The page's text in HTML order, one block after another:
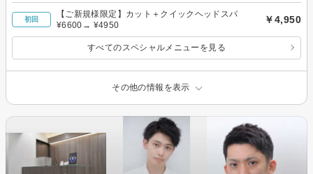
初回
【ご新規様限定】カット＋クイックヘッドスパ
¥6600→ ¥4950
￥4,950
すべてのスペシャルメニューを見る
その他の情報を表示